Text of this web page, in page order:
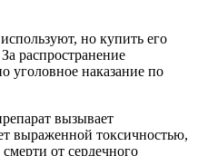
но купить его
распространение
уголовное наказание по
вызывает
выраженной токсичностью,
от сердечного